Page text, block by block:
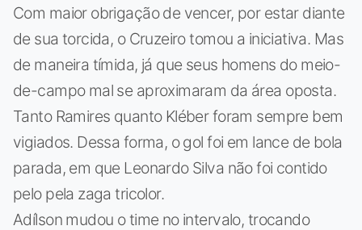
Com maior obrigação de vencer, por estar diante
de sua torcida, o Cruzeiro tomou a iniciativa. Mas
de maneira tímida, já que seus homens do meio-
de-campo mal se aproximaram da área oposta.
Tanto Ramires quanto Kléber foram sempre bem
vigiados. Dessa forma, o gol foi em lance de bola
parada, em que Leonardo Silva não foi contido
pelo pela zaga tricolor.
Adílson mudou o time no intervalo, trocando